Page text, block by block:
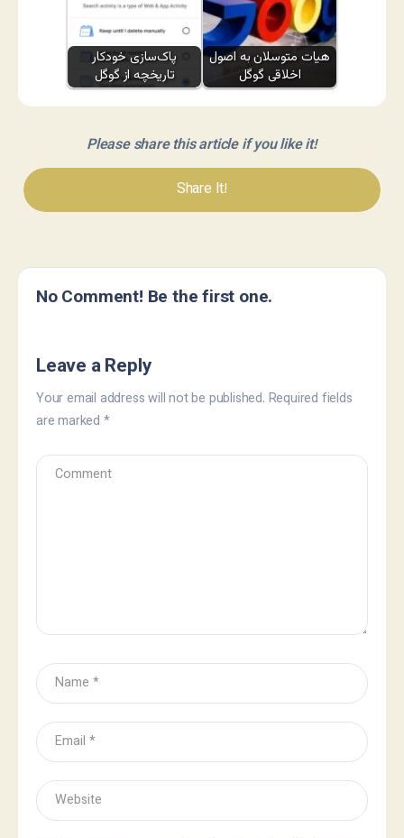
پاک‌سازی خودکار
تاریخچه از گوگل
هیات متوسلان به اصول
اخلاقی گوگل
Please share this article if you like it!
Share It!
No Comment! Be the first one.
Leave a Reply
Your email address will not be published. Required fields
are marked *